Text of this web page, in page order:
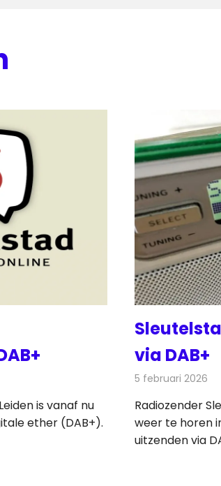
is vanaf nu
ether (DAB+).
via DAB+
5 februari 2026
Radiozender
weer te horen
uitzenden via